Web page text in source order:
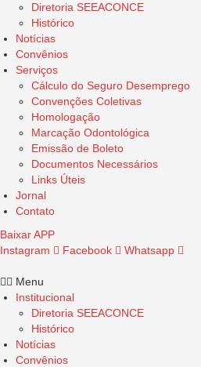
Diretoria SEEACONCE
Histórico
Notícias
Convênios
Serviços
Cálculo do Seguro Desemprego
Convenções Coletivas
Homologação
Marcação Odontológica
Emissão de Boleto
Documentos Necessários
Links Úteis
Jornal
Contato
Baixar APP
Instagram
Facebook Whatsapp
Menu
Institucional
Diretoria SEEACONCE
Histórico
Notícias
Convênios